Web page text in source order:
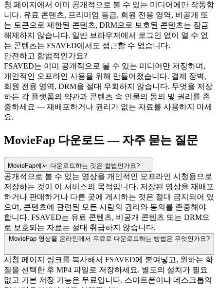
청 페이지에서 이미 공개적으로 볼 수 있는 미디어에만 작동합
니다. 유료 콘텐츠, 프리미엄 등급, 회원 전용 영역, 비공개 또
는 토큰으로 제한된 콘텐츠, DRM으로 보호된 콘텐츠는 잠금
해제하지 않습니다. 일반 브라우저에서 로그인 없이 열 수 없
는 콘텐츠는 FSAVED에서도 접근할 수 없습니다.
안전하고 합법적인가요?
FSAVED는 이미 공개적으로 볼 수 있는 미디어만 저장하며,
개인적인 오프라인 사용을 위해 만들어졌습니다. 결제 장벽,
회원 전용 영역, DRM을 절대 우회하지 않습니다. 무엇을 저장
하든 각 플랫폼의 약관과 콘텐츠 속 인물의 동의 및 권리를 존
중하세요 — 재배포하거나 권리가 없는 자료를 사용하지 마세
요.
MovieFap 다운로드 — 자주 묻는 질문
MovieFap에서 다운로드하는 것은 합법인가요?
공개적으로 볼 수 있는 영상을 개인적인 오프라인 시청용으로
저장하는 것이 이 서비스의 목적입니다. 저장된 영상을 재배포
하거나 판매하거나 다른 곳에 게시하는 것은 절대 금지되어 있
으며, 콘텐츠에 관련된 모든 사람의 권리와 동의를 존중해야
합니다. FSAVED는 유료 콘텐츠, 비공개 콘텐츠 또는 DRM으
로 보호되는 자료는 절대 취급하지 않습니다.
MovieFap 영상을 온라인에서 무료로 다운로드하는 방법은 무엇인가요?
시청 페이지 링크를 복사해서 FSAVED에 붙여넣고, 원하는 화
질을 선택한 후 MP4 파일로 저장하세요. 별도의 설치가 필요
없고 기본 저장 기능은 무료입니다. 스마트폰이나 데스크톱의